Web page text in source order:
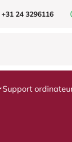
+31 24 3296116
Support